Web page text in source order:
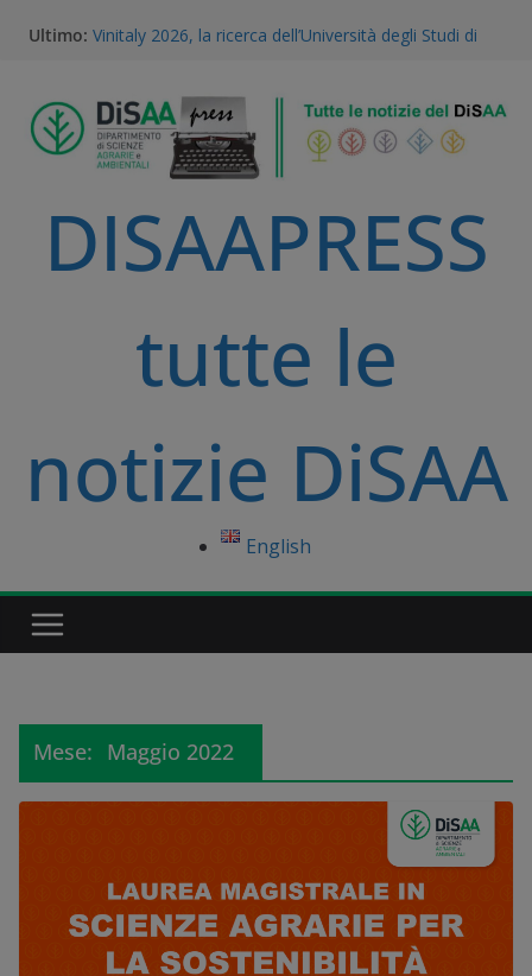
Ultimo: Vinitaly 2026, la ricerca dell’Università degli Studi di
Agroecologica: l’Unicità del Database AGROSUS
TEA, ricerca e proprietà intellettuale: l’expertise
scientifico della Statale di Milano al convegno
nazionale dell’Accademia dei Georgofili
Europeo è una svolta per la ricerca e l’agricoltura
sostenibile
A Volta Mantovana nasce il Mantua PSID, il primo
DISAAPRESS
tutte le
notizie DiSAA
English
Mese: Maggio 2022